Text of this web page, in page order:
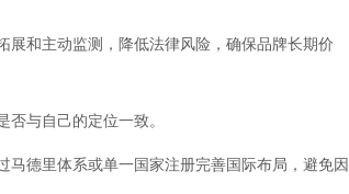
和主动监测，降低法律风险，确保品牌长期价
与自己的定位一致。
德里体系或单一国家注册完善国际布局，避免因